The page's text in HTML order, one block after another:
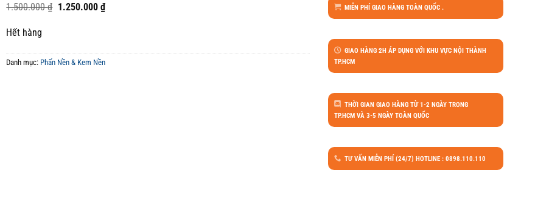
1.500.000₫ Giá
1.250.000₫Giá
hiện
Hết hàng
Danh mục: Phấn Nền & Kem Nền
MIỄN PHÍ GIAO HÀNG TOÀN QUỐC .
GIAO HÀNG 2H ÁP DỤNG VỚI KHU VỰC NỘI THÀNH
TP.HCM
THỜI GIAN GIAO HÀNG TỪ 1-2 NGÀY TRONG
TP.HCM VÀ 3-5 NGÀY TOÀN QUỐC
TƯ VẤN MIỄN PHÍ (24/7) HOTLINE : 0898.110.110